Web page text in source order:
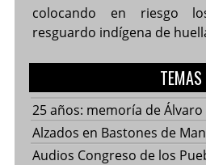
colocando en riesgo
resguardo indígena de
TEMAS
25 años: memoría de Álvaro
Alzados en Bastones de
Audios Congreso de los